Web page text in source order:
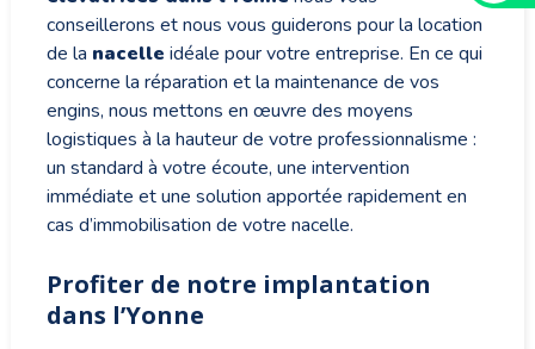
conseillerons et nous vous guiderons pour la location
de la nacelle idéale pour votre entreprise. En ce qui
concerne la réparation et la maintenance de vos
engins, nous mettons en œuvre des moyens
logistiques à la hauteur de votre professionnalisme :
un standard à votre écoute, une intervention
immédiate et une solution apportée rapidement en
cas d’immobilisation de votre nacelle.
Profiter de notre implantation
dans l’Yonne